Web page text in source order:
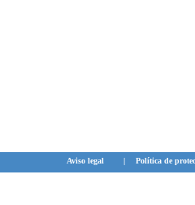
Aviso legal | Política de